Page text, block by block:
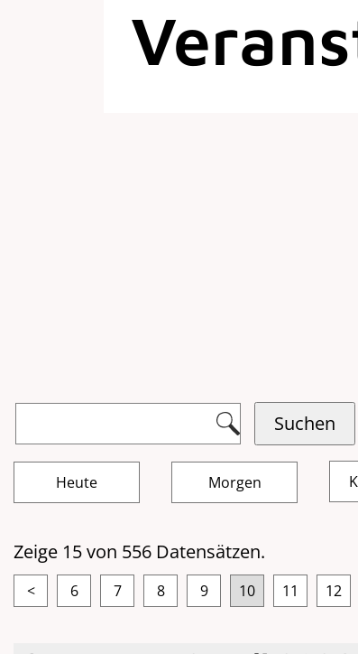
Zeige 15 von 556 Datensätzen.
< 6 7 8 9 10 11 12